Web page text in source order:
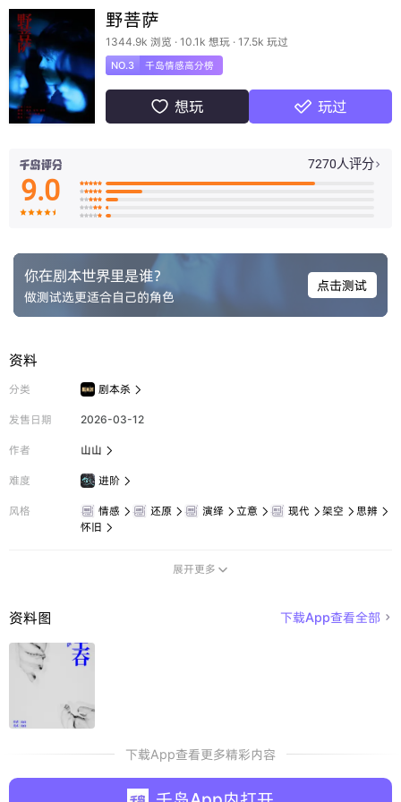
野菩萨
1344.9k 浏览 · 10.1k 想玩 · 17.5k 玩过
NO.3 千岛情感高分榜
 想玩  玩过
7270人评分 
9.0 




你在剧本世界里是谁？
做测试选更适合自己的角色
点击测试
资料
分类 剧本杀 
发售日期 2026-03-12
作者 山山 
难度 进阶 
风格 情感  还原  演绎  立意  现代  架空  思辨 
怀旧 
展开更多 
资料图 下载App查看全部 
下载App查看更多精彩内容